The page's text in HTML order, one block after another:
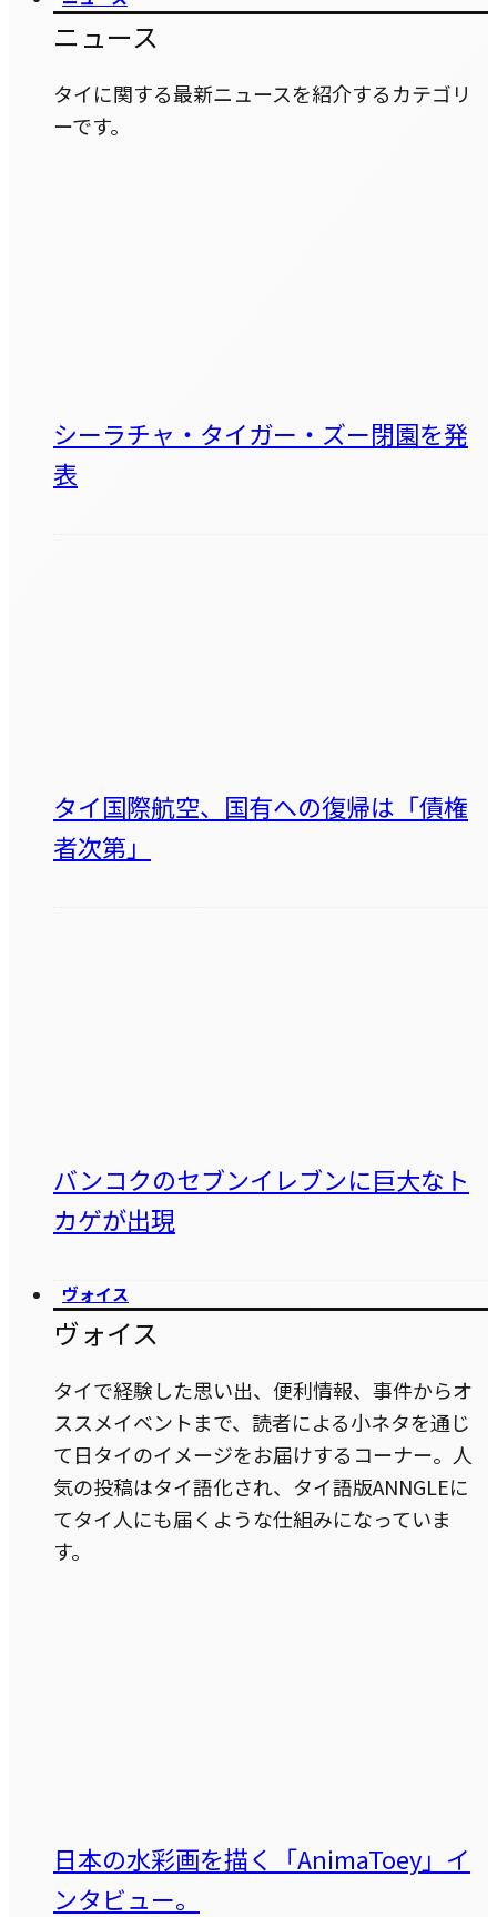
ニュース
タイに関する最新ニュースを紹介するカテゴリ
ーです。
シーラチャ・タイガー・ズー閉園を発
表
タイ国際航空、国有への復帰は「債権
者次第」
バンコクのセブンイレブンに巨大なト
カゲが出現
ヴォイス
ヴォイス
タイで経験した思い出、便利情報、事件からオ
ススメイベントまで、読者による小ネタを通じ
て日タイのイメージをお届けするコーナー。人
気の投稿はタイ語化され、タイ語版ANNGLEに
てタイ人にも届くような仕組みになっていま
す。
日本の水彩画を描く「AnimaToey」イ
ンタビュー。